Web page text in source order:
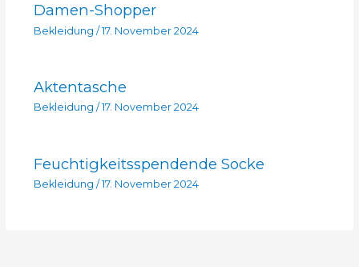
Damen-Shopper
Bekleidung /17. November 2024
Aktentasche
Bekleidung / 17. November 2024
Feuchtigkeitsspendende Socke
Bekleidung / 17. November 2024